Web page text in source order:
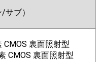
ブ）
裏面照射型
CMOS 裏面照射型